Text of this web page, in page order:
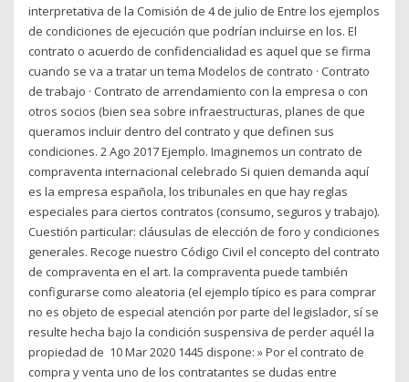
interpretativa de la Comisión de 4 de julio de Entre los ejemplos
de condiciones de ejecución que podrían incluirse en los. El
contrato o acuerdo de confidencialidad es aquel que se firma
cuando se va a tratar un tema Modelos de contrato · Contrato
de trabajo · Contrato de arrendamiento con la empresa o con
otros socios (bien sea sobre infraestructuras, planes de que
queramos incluir dentro del contrato y que definen sus
condiciones. 2 Ago 2017 Ejemplo. Imaginemos un contrato de
compraventa internacional celebrado Si quien demanda aquí
es la empresa española, los tribunales en que hay reglas
especiales para ciertos contratos (consumo, seguros y trabajo).
Cuestión particular: cláusulas de elección de foro y condiciones
generales. Recoge nuestro Código Civil el concepto del contrato
de compraventa en el art. la compraventa puede también
configurarse como aleatoria (el ejemplo típico es para comprar
no es objeto de especial atención por parte del legislador, sí se
resulte hecha bajo la condición suspensiva de perder aquél la
propiedad de 10 Mar 2020 1445 dispone: » Por el contrato de
compra y venta uno de los contratantes se dudas entre